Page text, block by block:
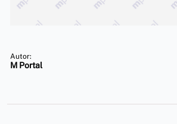
Autor:
M Portal